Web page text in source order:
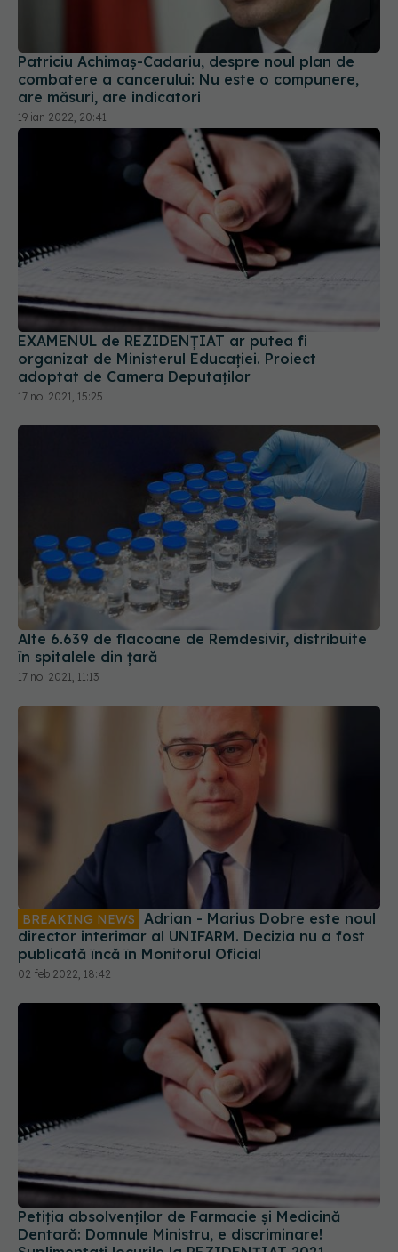
Patriciu Achimaș-Cadariu, despre noul plan de
combatere a cancerului: Nu este o compunere,
are măsuri, are indicatori
19 ian 2022, 20:41
EXAMENUL de REZIDENȚIAT ar putea fi
organizat de Ministerul Educației. Proiect
adoptat de Camera Deputaților
17 noi 2021, 15:25
Alte 6.639 de flacoane de Remdesivir, distribuite
în spitalele din țară
17 noi 2021, 11:13
BREAKING NEWS
director interimar al UNIFARM. Decizia nu a fost
publicată încă în Monitorul Oficial
02 feb 2022, 18:42
Petiția absolvenților de Farmacie și Medicină
Dentară: Domnule Ministru, e discriminare!
Suplimentați locurile la REZIDENȚIAT 2021
30 noi 2021, 19:07